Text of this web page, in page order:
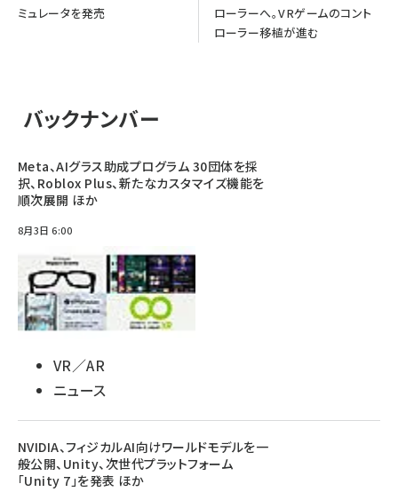
ミュレータを発売
ローラーへ。VRゲームのコント
ローラー移植が進む
バックナンバー
Meta、AIグラス助成プログラム 30団体を採
択、Roblox Plus、新たなカスタマイズ機能を
順次展開 ほか
8月3日 6:00
VR／AR
ニュース
NVIDIA、フィジカルAI向けワールドモデルを一
般公開、Unity、次世代プラットフォーム
「Unity 7」を発表 ほか